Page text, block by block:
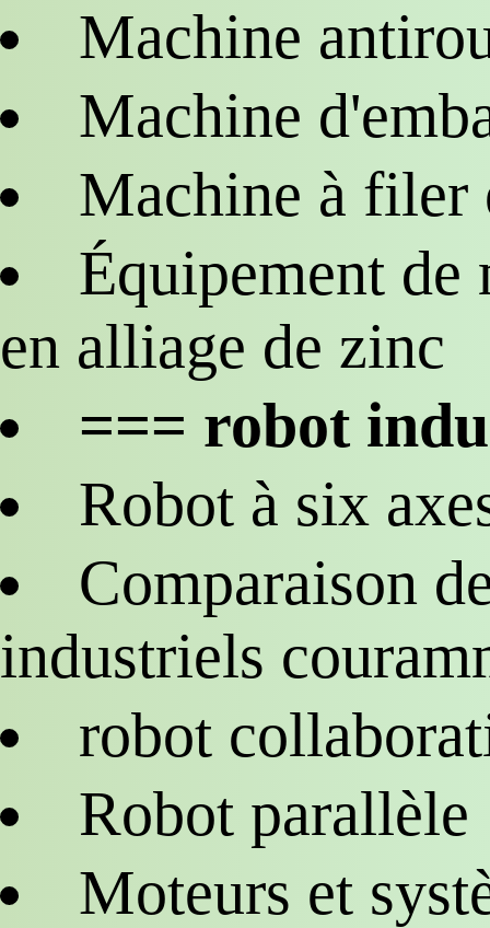
Machine
Machine
Machine à filer
Équipement de
en alliage de zinc
=== robot
Robot à six
Comparaison
industriels
robot
Robot parallèle
Moteurs et